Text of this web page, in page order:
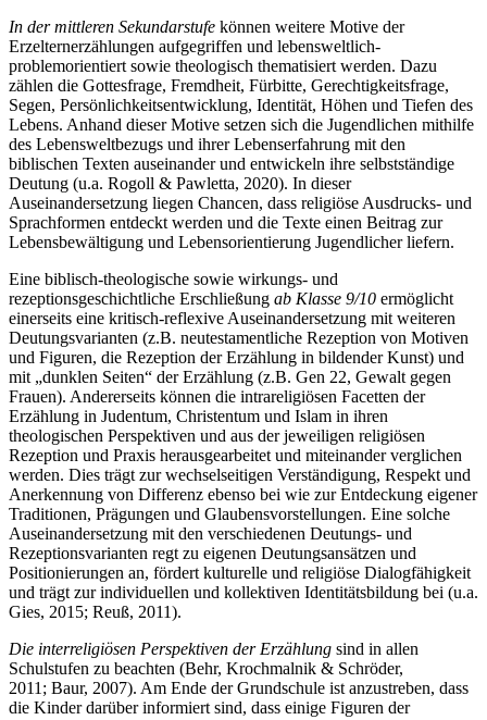
In der mittleren Sekundarstufe können weitere Motive der
Erzelternerzählungen aufgegriffen und lebensweltlich-
problemorientiert sowie theologisch thematisiert werden. Dazu
zählen die Gottesfrage, Fremdheit, Fürbitte, Gerechtigkeitsfrage,
Segen, Persönlichkeitsentwicklung, Identität, Höhen und Tiefen des
Lebens. Anhand dieser Motive setzen sich die Jugendlichen mithilfe
des Lebensweltbezugs und ihrer Lebenserfahrung mit den
biblischen Texten auseinander und entwickeln ihre selbstständige
Deutung (u.a. Rogoll & Pawletta, 2020). In dieser
Auseinandersetzung liegen Chancen, dass religiöse Ausdrucks- und
Sprachformen entdeckt werden und die Texte einen Beitrag zur
Lebensbewältigung und Lebensorientierung Jugendlicher liefern.
Eine biblisch-theologische sowie wirkungs- und
rezeptionsgeschichtliche Erschließung ab Klasse 9/10 ermöglicht
einerseits eine kritisch-reflexive Auseinandersetzung mit weiteren
Deutungsvarianten (z.B. neutestamentliche Rezeption von Motiven
und Figuren, die Rezeption der Erzählung in bildender Kunst) und
mit „dunklen Seiten“ der Erzählung (z.B. Gen 22, Gewalt gegen
Frauen). Andererseits können die intrareligiösen Facetten der
Erzählung in Judentum, Christentum und Islam in ihren
theologischen Perspektiven und aus der jeweiligen religiösen
Rezeption und Praxis herausgearbeitet und miteinander verglichen
werden. Dies trägt zur wechselseitigen Verständigung, Respekt und
Anerkennung von Differenz ebenso bei wie zur Entdeckung eigener
Traditionen, Prägungen und Glaubensvorstellungen. Eine solche
Auseinandersetzung mit den verschiedenen Deutungs- und
Rezeptionsvarianten regt zu eigenen Deutungsansätzen und
Positionierungen an, fördert kulturelle und religiöse Dialogfähigkeit
und trägt zur individuellen und kollektiven Identitätsbildung bei (u.a.
Gies, 2015; Reuß, 2011).
Die interreligiösen Perspektiven der Erzählung sind in allen
Schulstufen zu beachten (Behr, Krochmalnik & Schröder,
2011; Baur, 2007). Am Ende der Grundschule ist anzustreben, dass
die Kinder darüber informiert sind, dass einige Figuren der